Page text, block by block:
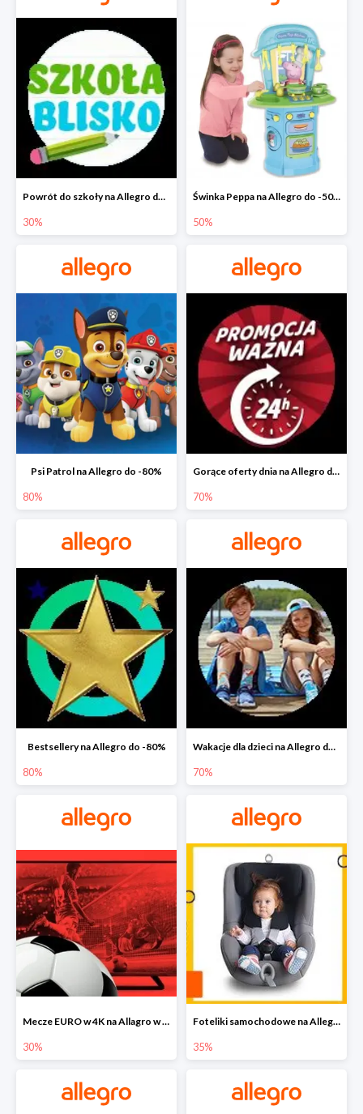
Powrót do szkoły na Allegro do -30%
30%
Świnka Peppa na Allegro do -50%
50%
Psi Patrol na Allegro do -80%
80%
Gorące oferty dnia na Allegro do -50%
70%
Bestsellery na Allegro do -80%
80%
Wakacje dla dzieci na Allegro do -70%
70%
Mecze EURO w 4K na Allagro w super cenach
30%
Foteliki samochodowe na Allegro w super cenach
35%